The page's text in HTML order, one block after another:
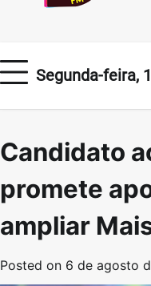
Segunda-feira,
Candidato
promete
ampliar
Posted on 6 de agosto